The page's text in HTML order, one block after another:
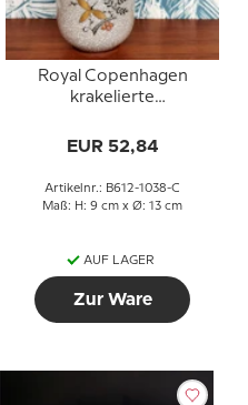
Royal Copenhagen
krakelierte
Blumenmotiv
EUR 52,84
Artikelnr.: B612-1038-C
Maß: H: 9 cm x Ø: 13 cm
AUF LAGER
Zur Ware